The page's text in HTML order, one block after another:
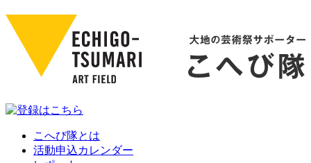
こへび隊とは
活動申込カレンダー